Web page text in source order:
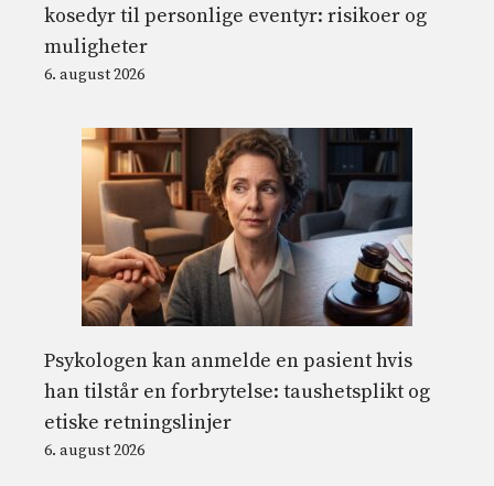
kosedyr til personlige eventyr: risikoer og
muligheter
6. august 2026
Psykologen kan anmelde en pasient hvis
han tilstår en forbrytelse: taushetsplikt og
etiske retningslinjer
6. august 2026